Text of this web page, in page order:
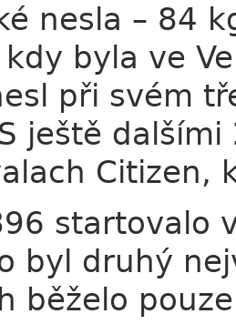
nesla – 84
byla ve
při svém
ještě
Citizen,
startovalo
byl druhý
běželo